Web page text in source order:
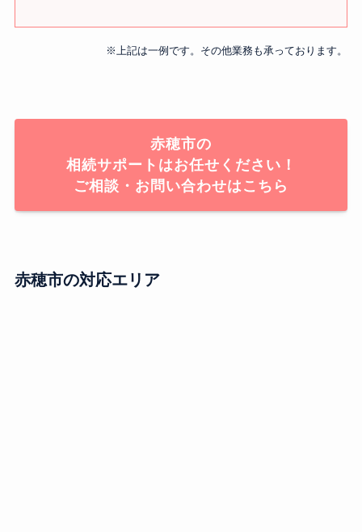
※上記は一例です。その他業務も承っております。
赤穂市の
相続サポートはお任せください！
ご相談・お問い合わせはこちら
赤穂市の対応エリア